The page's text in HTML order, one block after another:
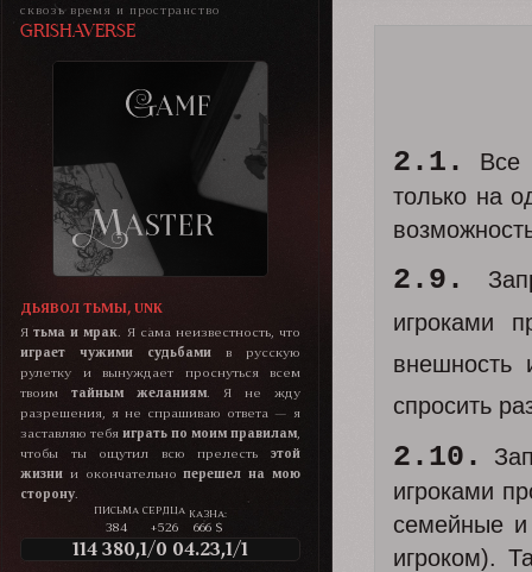
сквозь время и пространство
grishaverse
ДЬЯВОЛ ТЬМЫ, UNK
Ятьма и мрак
. Я сама неизвестность, что
играет чужими судьбами в русскую
рулетку и вынуждает проснуться всем
твоим тайным желаниям . Я не жду
разрешения, я не спрашиваю ответа — я
заставляю тебя играть по моим правилам
чтобы ты ощутил всю прелесть этой
жизни и окончательноперешел на мою
сторону
384 +526
КАЗНА:
666 $
114 380,1/0 04.23,1/1
2.1.
Все
только на
2.9.
игроками
внешность
спросить
2.10.
игроками
семейные и
игроком).